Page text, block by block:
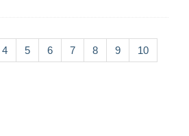
4 5 6 7 8 9 10